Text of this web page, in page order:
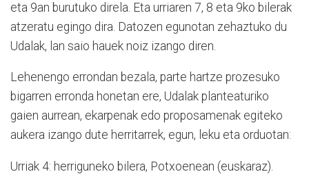
eta 9an burutuko direla. Eta urriaren 7, 8 eta 9ko bilerak
atzeratu egingo dira. Datozen egunotan zehaztuko du
Udalak, lan saio hauek noiz izango diren.
Lehenengo errondan bezala, parte hartze prozesuko
bigarren erronda honetan ere, Udalak planteaturiko
gaien aurrean, ekarpenak edo proposamenak egiteko
aukera izango dute herritarrek, egun, leku eta orduotan:
Urriak 4: herriguneko bilera, Potxoenean (euskaraz).